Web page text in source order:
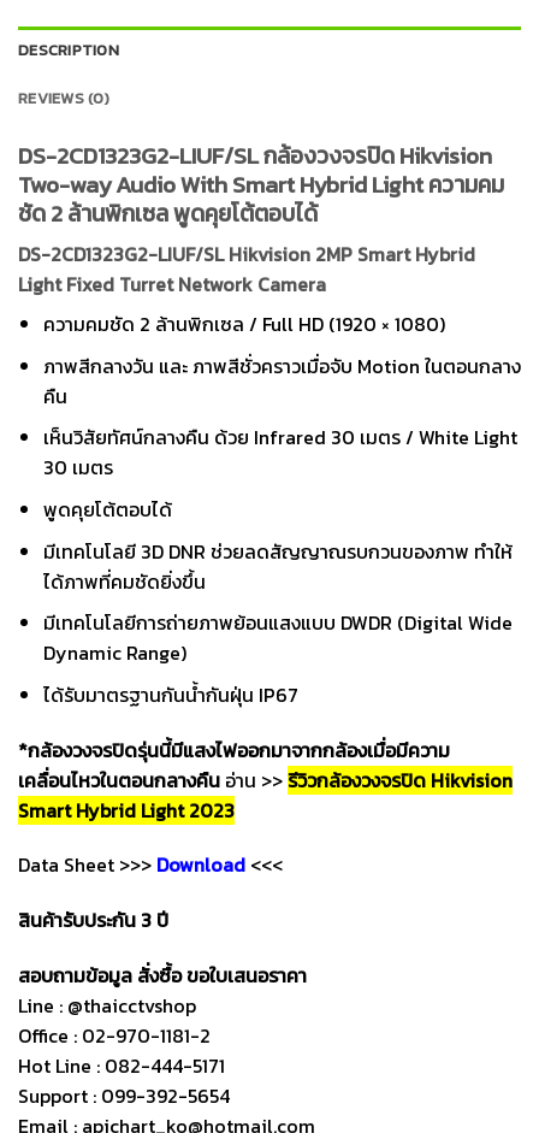
DESCRIPTION
REVIEWS (0)
DS-2CD1323G2-LIUF/SL กล้องวงจรปิด Hikvision
Two-way Audio With Smart Hybrid Light ความคม
ชัด 2 ล้านพิกเซล พูดคุยโต้ตอบได้
DS-2CD1323G2-LIUF/SL Hikvision 2MP Smart Hybrid
Light Fixed Turret Network Camera
ความคมชัด 2 ล้านพิกเซล / Full HD (1920 × 1080)
ภาพสีกลางวัน และ ภาพสีชั่วคราวเมื่อจับ Motion ในตอนกลาง
คืน
เห็นวิสัยทัศน์กลางคืน ด้วย Infrared 30 เมตร / White Light
30 เมตร
พูดคุยโต้ตอบได้
มีเทคโนโลยี 3D DNR ช่วยลดสัญญาณรบกวนของภาพ ทำให้
ได้ภาพที่คมชัดยิ่งขึ้น
มีเทคโนโลยีการถ่ายภาพย้อนแสงแบบ DWDR (Digital Wide
Dynamic Range)
ได้รับมาตรฐานกันน้ำกันฝุ่น IP67
*กล้องวงจรปิดรุ่นนี้มีแสงไฟออกมาจากกล้องเมื่อมีความ
เคลื่อนไหวในตอนกลางคืน อ่าน >>รีวิวกล้องวงจรปิด Hikvision
Smart Hybrid Light 2023
Data Sheet >>> Download <<<
สินค้ารับประกัน 3 ปี
สอบถามข้อมูล สั่งซื้อ ขอใบเสนอราคา
Line : @thaicctvshop
Office : 02-970-1181-2
Hot Line : 082-444-5171
Support : 099-392-5654
Email : apichart_ko@hotmail.com